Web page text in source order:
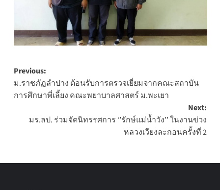
Post
navigation
Previous:
ม.ราชภัฏลำปาง ต้อนรับการตรวจเยี่ยมจากคณะสถาบัน
การศึกษาพี่เลี้ยง คณะพยาบาลศาสตร์ ม.พะเยา
Next:
มร.ลป. ร่วมจัดนิทรรศการ ‘’รักษ์แม่น้ำวัง’’ ในงานข่วง
หลวงเวียงละกอนครั้งที่ 2